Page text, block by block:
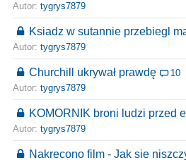
Autor: tygrys7879
Ksiadz w sutannie przebiegl
Autor: tygrys7879
Churchill ukrywał prawdę
10
Autor: tygrys7879
KOMORNIK broni ludzi przed
Autor: tygrys7879
Nakrecono film - Jak sie